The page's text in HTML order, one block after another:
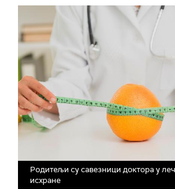
Родитељи су савезници доктора у
исхране